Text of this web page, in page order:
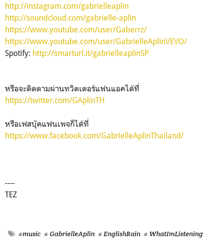
http://instagram.com/gabrielleaplin
http://soundcloud.com/gabrielle-aplin
https://www.youtube.com/user/Gaberrz/
https://www.youtube.com/user/GabrielleAplinVEVO/
Spotify: http://smarturl.it/gabrielleaplinSP
หรือจะติดตามผ่านทวิตเตอร์แฟนแอคได้ที่
https://twitter.com/GAplinTH
หรือเฟสบุ๊คแฟนเพจก็ได้ที่
https://www.facebook.com/GabrielleAplinThailand/
----
TEZ
#music # GabrielleAplin # EnglishRain # WhatImListening